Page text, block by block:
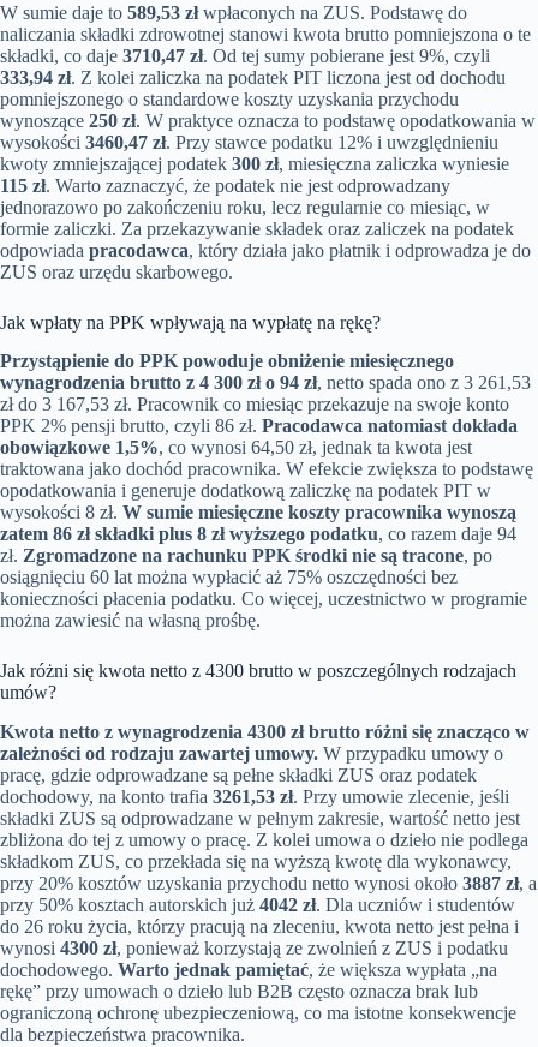
W sumie daje to 589,53 złwpłaconych na ZUS. Podstawę do
naliczania składki zdrowotnej stanowi kwota brutto pomniejszona o te
składki, co daje 3710,47 zł. Od tej sumy pobierane jest 9%, czyli
333,94 zł. Z kolei zaliczka na podatek PIT liczona jest od dochodu
pomniejszonego o standardowe koszty uzyskania przychodu
wynoszące 250 zł. W praktyce oznacza to podstawę opodatkowania w
wysokości 3460,47 zł. Przy stawce podatku 12% i uwzględnieniu
kwoty zmniejszającej podatek 300 zł, miesięczna zaliczka wyniesie
115 zł. Warto zaznaczyć, że podatek nie jest odprowadzany
jednorazowo po zakończeniu roku, lecz regularnie co miesiąc, w
formie zaliczki. Za przekazywanie składek oraz zaliczek na podatek
odpowiada pracodawca, który działa jako płatnik i odprowadza je do
ZUS oraz urzędu skarbowego.
Jak wpłaty na PPK wpływają na wypłatę na rękę?
Przystąpienie do PPK powoduje obniżenie miesięcznego
wynagrodzenia brutto z 4 300 zł o 94 zł, netto spada ono z 3 261,53
zł do 3 167,53 zł. Pracownik co miesiąc przekazuje na swoje konto
PPK 2% pensji brutto, czyli 86 zł. Pracodawca natomiast dokłada
obowiązkowe 1,5%, co wynosi 64,50 zł, jednak ta kwota jest
traktowana jako dochód pracownika. W efekcie zwiększa to podstawę
opodatkowania i generuje dodatkową zaliczkę na podatek PIT w
wysokości 8 zł. W sumie miesięczne koszty pracownika wynoszą
zatem 86 zł składki plus 8 zł wyższego podatku, co razem daje 94
zł. Zgromadzone na rachunku PPK środki nie są tracone, po
osiągnięciu 60 lat można wypłacić aż 75% oszczędności bez
konieczności płacenia podatku. Co więcej, uczestnictwo w programie
można zawiesić na własną prośbę.
Jak różni się kwota netto z 4300 brutto w poszczególnych rodzajach
umów?
Kwota netto z wynagrodzenia 4300 zł brutto różni się znacząco w
zależności od rodzaju zawartej umowy. W przypadku umowy o
pracę, gdzie odprowadzane są pełne składki ZUS oraz podatek
dochodowy, na konto trafia 3261,53 zł. Przy umowie zlecenie, jeśli
składki ZUS są odprowadzane w pełnym zakresie, wartość netto jest
zbliżona do tej z umowy o pracę. Z kolei umowa o dzieło nie podlega
składkom ZUS, co przekłada się na wyższą kwotę dla wykonawcy,
przy 20% kosztów uzyskania przychodu netto wynosi około 3887 zł, a
przy 50% kosztach autorskich już 4042 zł. Dla uczniów i studentów
do 26 roku życia, którzy pracują na zleceniu, kwota netto jest pełna i
wynosi 4300 zł, ponieważ korzystają ze zwolnień z ZUS i podatku
dochodowego. Warto jednak pamiętać, że większa wypłata „na
rękę” przy umowach o dzieło lub B2B często oznacza brak lub
ograniczoną ochronę ubezpieczeniową, co ma istotne konsekwencje
dla bezpieczeństwa pracownika.